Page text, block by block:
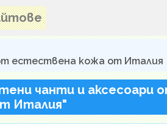
естествена кожа от Италия
чанти и аксесоари
Италия"